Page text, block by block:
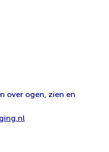
over ogen, zien en